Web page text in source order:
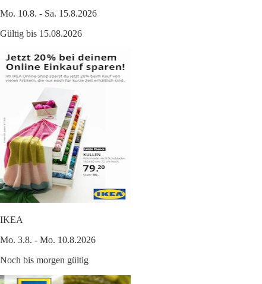
Mo. 10.8. - Sa. 15.8.2026
Gültig bis 15.08.2026
IKEA
Mo. 3.8. - Mo. 10.8.2026
Noch bis morgen gültig